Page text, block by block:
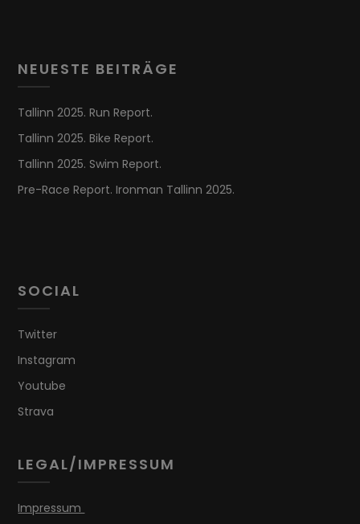
NEUESTE BEITRÄGE
Tallinn 2025. Run Report.
Tallinn 2025. Bike Report.
Tallinn 2025. Swim Report.
Pre-Race Report. Ironman Tallinn 2025.
SOCIAL
Twitter
Instagram
Youtube
Strava
LEGAL/IMPRESSUM
Impressum